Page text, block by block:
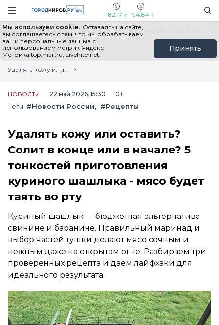
Навигация сайта
82,17 94,84
Мы используем cookie. Оставаясь на сайте,
вы соглашаетесь с тем, что мы обрабатываем
ваши персональные данные с
использованием метрик Яндекс
Метрика,top.mail.ru, LiveInternet.
Принять
Выборы - 2026 Все новости Мы в Telegram
Главная
Лента новостей
Удалять кожу или оставить? Солит в конце или в начале? 5 тонкостей приготовления куриного шашлыка - мясо будет таять во рту
НОВОСТИ 22 май 2026, 15:30 0+
Теги: #Новости России #Рецепты
Удалять кожу или оставить?
Солит в конце или в начале? 5
тонкостей приготовления
куриного шашлыка - мясо будет
таять во рту
Куриный шашлык — бюджетная альтернатива
свинине и баранине. Правильный маринад и
выбор частей тушки делают мясо сочным и
нежным даже на открытом огне. Разбираем три
проверенных рецепта и даём лайфхаки для
идеального результата.